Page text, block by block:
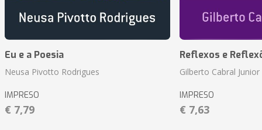
Eu e a Poesia
Neusa Pivotto Rodrigues
IMPRESO
€ 7,79
Reflexos e
Gilberto Cabral Junior
IMPRESO
€ 7,63